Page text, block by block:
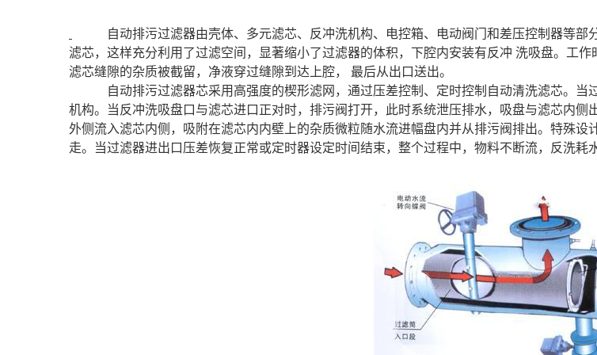
自动排污过滤器由壳体、多元滤芯、反冲洗机构、电控箱、电动阀门和差压控制器等部
滤芯，这样充分利用了过滤空间，显著缩小了过滤器的体积，下腔内安装有反冲 洗吸盘。工
滤芯缝隙的杂质被截留，净液穿过缝隙到达上腔， 最后从出口送出。
自动排污过滤器芯采用高强度的楔形滤网，通过压差控制、定时控制自动清洗滤芯。当
机构。当反冲洗吸盘口与滤芯进口正对时，排污阀打开，此时系统泄压排水，吸盘与滤芯内
外侧流入滤芯内侧，吸附在滤芯内内壁上的杂质微粒随水流进幅盘内并从排污阀排出。特殊
走。当过滤器进出口压差恢复正常或定时器设定时间结束，整个过程中，物料不断流，反洗耗